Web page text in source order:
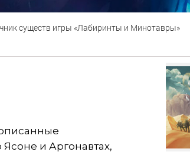
существ игры «Лабиринты и Минотавры»
и Аргонавтах,